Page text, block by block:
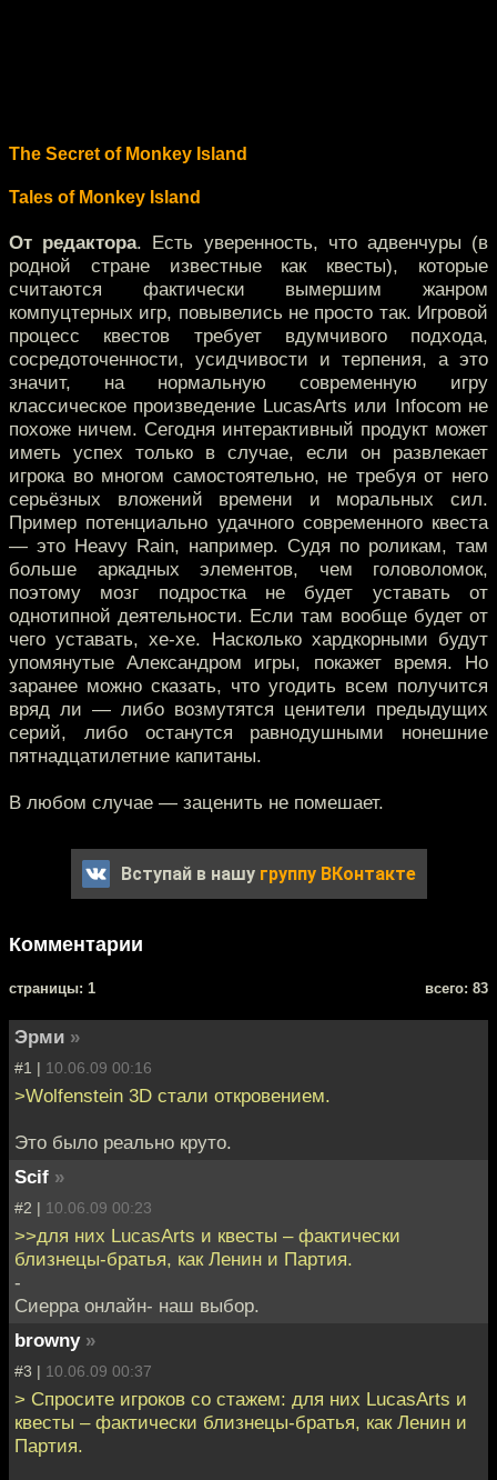
The Secret of Monkey Island
Tales of Monkey Island
От редактора. Есть уверенность, что адвенчуры (в
родной стране известные как квесты), которые
считаются фактически вымершим жанром
компуцтерных игр, повывелись не просто так. Игровой
процесс квестов требует вдумчивого подхода,
сосредоточенности, усидчивости и терпения, а это
значит, на нормальную современную игру
классическое произведение LucasArts или Infocom не
похоже ничем. Сегодня интерактивный продукт может
иметь успех только в случае, если он развлекает
игрока во многом самостоятельно, не требуя от него
серьёзных вложений времени и моральных сил.
Пример потенциально удачного современного квеста
— это Heavy Rain, например. Судя по роликам, там
больше аркадных элементов, чем головоломок,
поэтому мозг подростка не будет уставать от
однотипной деятельности. Если там вообще будет от
чего уставать, хе-хе. Насколько хардкорными будут
упомянутые Александром игры, покажет время. Но
заранее можно сказать, что угодить всем получится
вряд ли — либо возмутятся ценители предыдущих
серий, либо останутся равнодушными нонешние
пятнадцатилетние капитаны.
В любом случае — заценить не помешает.
Вступай в нашу группу ВКонтакте
Комментарии
cтраницы: 1 всего: 83
Эрми »
#1 | 10.06.09 00:16
>Wolfenstein 3D стали откровением.
Это было реально круто.
Scif »
#2 | 10.06.09 00:23
>>для них LucasArts и квесты – фактически
близнецы-братья, как Ленин и Партия.
-
Сиерра онлайн- наш выбор.
browny »
#3 | 10.06.09 00:37
> Спросите игроков со стажем: для них LucasArts и
квесты – фактически близнецы-братья, как Ленин и
Партия.